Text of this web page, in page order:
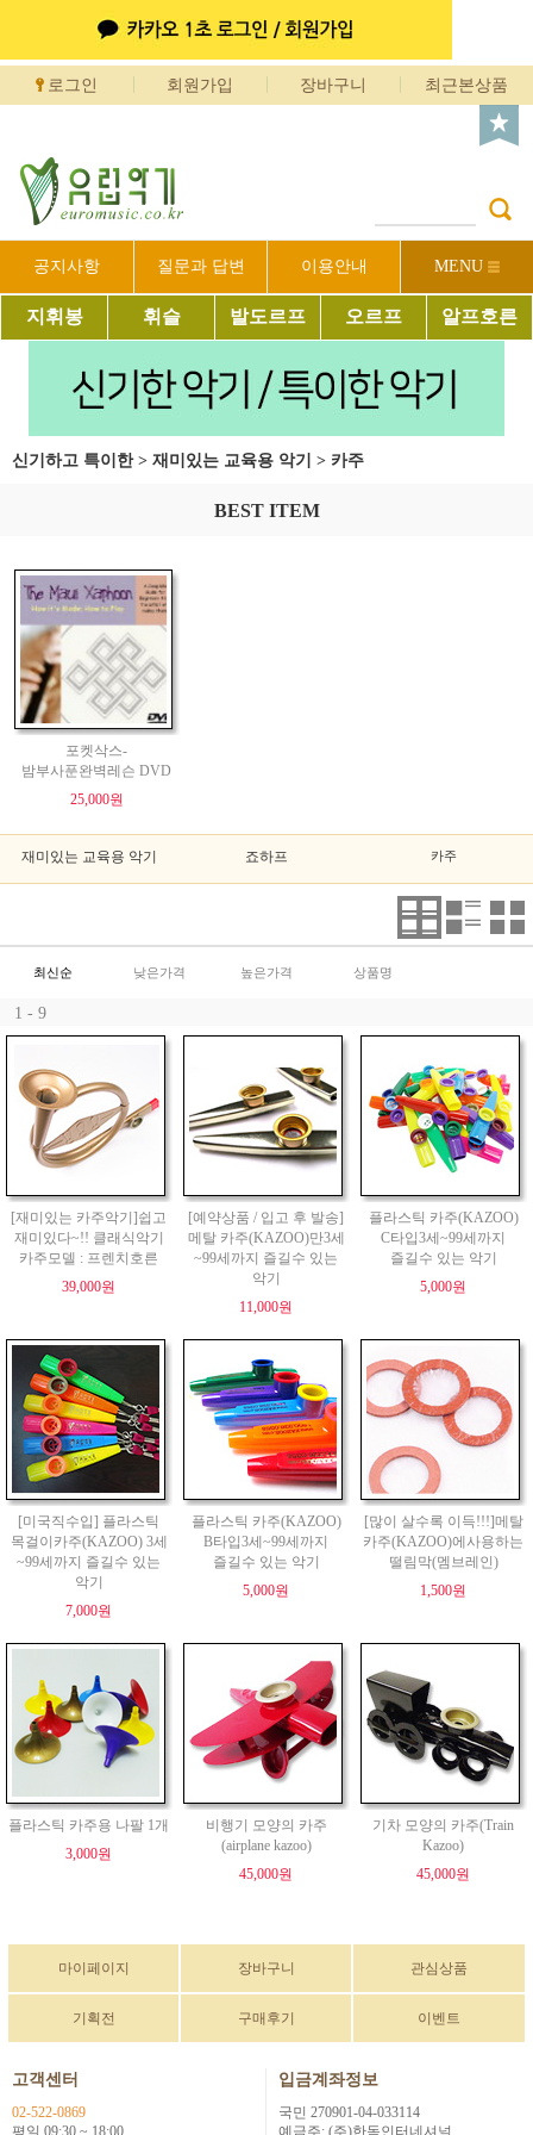
로그인 회원가입 장바구니 최근본상품
공지사항 질문과 답변 이용안내 MENU
지휘봉 휘슬 발도르프 오르프 알프호른
신기하고 특이한> 재미있는 교육용 악기 > 카주
BEST ITEM
포켓삭스-
밤부사푼완벽레슨 DVD
25,000원
재미있는 교육용 악기 죠하프 카주
최신순 낮은가격 높은가격 상품명
1 - 9
[재미있는 카주악기]쉽고
재미있다~!! 클래식악기
카주모델 : 프렌치호른
39,000원
[예약상품 / 입고 후 발송]
메탈 카주(KAZOO)만3세
~99세까지 즐길수 있는
악기
11,000원
플라스틱 카주(KAZOO)
C타입3세~99세까지
즐길수 있는 악기
5,000원
[미국직수입] 플라스틱
목걸이카주(KAZOO) 3세
~99세까지 즐길수 있는
악기
7,000원
플라스틱 카주(KAZOO)
B타입3세~99세까지
즐길수 있는 악기
5,000원
[많이 살수록 이득!!!]메탈
카주(KAZOO)에사용하는
떨림막(멤브레인)
1,500원
플라스틱 카주용 나팔 1개
3,000원
비행기 모양의 카주
(airplane kazoo)
45,000원
기차 모양의 카주(Train
Kazoo)
45,000원
마이페이지 장바구니 관심상품
기획전 구매후기 이벤트
고객센터
02-522-0869
평일 09:30 ~ 18:00
입금계좌정보
국민 270901-04-033114
예금주: (주)한독인터네셔널